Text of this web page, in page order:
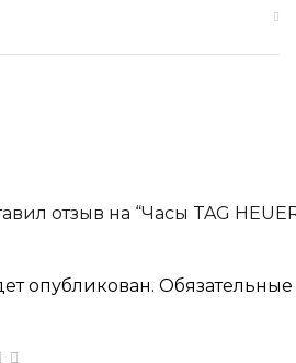
отзыв на “Часы TAG
опубликован. Обязательные
звёзд
5 звёзд
из 5 звёзд
4 из 5 звёзд